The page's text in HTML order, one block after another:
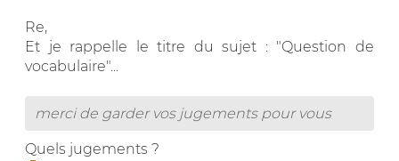
Re,
Et je rappelle le titre du sujet : "Question de
vocabulaire"...
merci de garder vos jugements pour vous
Quels jugements ?